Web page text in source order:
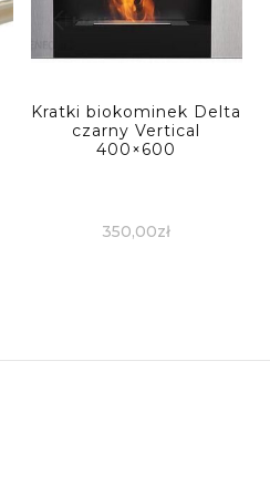
Kratki biokominek Delta
czarny Vertical
400×600
350,00zł